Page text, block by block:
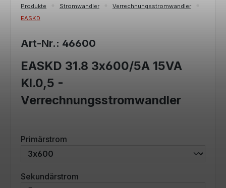
Produkte Stromwandler
Verrechnungsstromwandler
EASKD
Art-Nr.: 46600
EASKD 31.8 3x600/5A 15VA
Kl.0,5 -
Verrechnungsstromwandler
Primärstrom
Sekundärstrom